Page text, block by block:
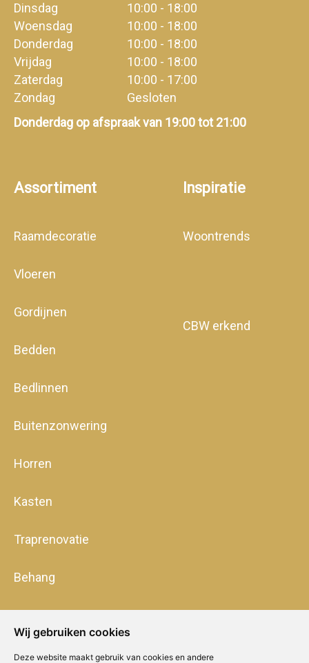
Wij gebruiken cookies
Deze website maakt gebruik van cookies en andere
Dinsdag
10:00 - 18:00
Woensdag
10:00 - 18:00
Donderdag
10:00 - 18:00
Vrijdag
10:00 - 18:00
Zaterdag
10:00 - 17:00
Zondag
Gesloten
Donderdag op afspraak van 19:00 tot 21:00
Assortiment
Raamdecoratie
Vloeren
Gordijnen
Bedden
Bedlinnen
Buitenzonwering
Horren
Kasten
Traprenovatie
Behang
Inspiratie
Woontrends
CBW erkend